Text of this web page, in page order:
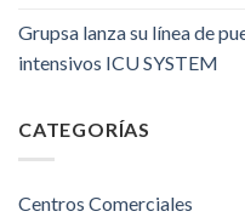
Grupsa lanza su línea de
intensivos ICU SYSTEM
CATEGORÍAS
Centros Comerciales